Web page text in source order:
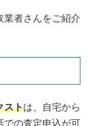
業者さんをご紹介
ストは、自宅から
での査定申込が可